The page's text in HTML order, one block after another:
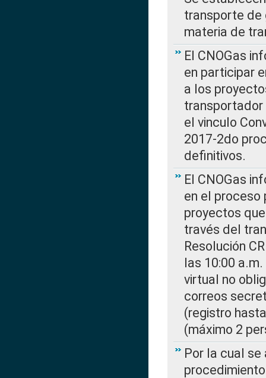
transporte de
materia de
El CNOGas
en participar
a los
transportador
el vinculo
2017-2do
definitivos.
El CNOGas
en el proceso
proyectos
través del
Resolución
las 10:00
virtual no
correos
(registro
(máximo 2
Por la cual